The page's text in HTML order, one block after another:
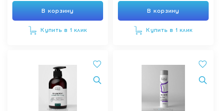
В корзину
Купить в 1 клик
В корзину
Купить в 1 клик